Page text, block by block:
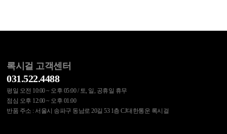
록시걸 고객센터
031.522.4488
평일 오전 10:00 ~ 오후 05:00 / 토, 일, 공휴일 휴무
점심 오후 12:00 ~ 오후 01:00
반품 주소 : 서울시 송파구 동남로 20길 53 1층 CJ대한통운 록시걸